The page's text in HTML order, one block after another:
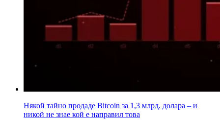
Някой тайно продаде Bitcoin за 1,3 млрд. долара – и
никой не знае кой е направил това